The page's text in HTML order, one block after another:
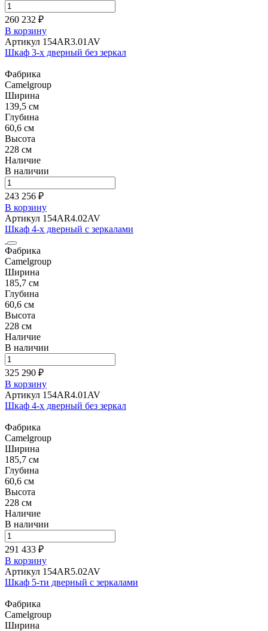
260 232 ₽
В корзину
Артикул 154AR3.01AV
Шкаф 3-х дверный без зеркал
Фабрика
Camelgroup
Ширина
139,5 см
Глубина
60,6 см
Высота
228 см
Наличие
В наличии
243 256 ₽
В корзину
Артикул 154AR4.02AV
Шкаф 4-х дверный с зеркалами
Фабрика
Camelgroup
Ширина
185,7 см
Глубина
60,6 см
Высота
228 см
Наличие
В наличии
325 290 ₽
В корзину
Артикул 154AR4.01AV
Шкаф 4-х дверный без зеркал
Фабрика
Camelgroup
Ширина
185,7 см
Глубина
60,6 см
Высота
228 см
Наличие
В наличии
291 433 ₽
В корзину
Артикул 154AR5.02AV
Шкаф 5-ти дверный с зеркалами
Фабрика
Camelgroup
Ширина